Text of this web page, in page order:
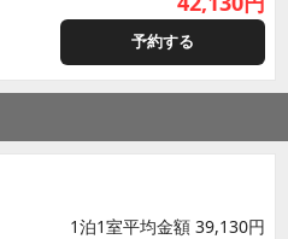
予約する
1泊1室平均金額 39,130円